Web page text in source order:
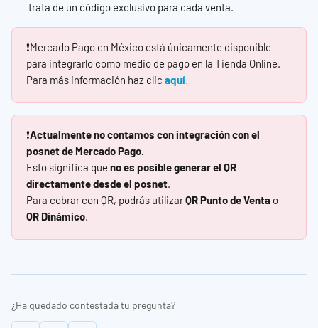
trata de un código exclusivo para cada venta.
❗Mercado Pago en México está únicamente disponible
para integrarlo como medio de pago en la Tienda Online.
Para más información haz clic aquí.
❗Actualmente no contamos con integración con el
posnet de Mercado Pago.
Esto significa que no es posible generar el QR
directamente desde el posnet.
Para cobrar con QR, podrás utilizar QR Punto de Venta o
QR Dinámico.
¿Ha quedado contestada tu pregunta?